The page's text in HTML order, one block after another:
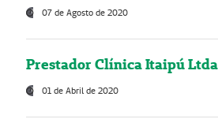
07 de Agosto de 2020
Prestador Clínica Itaipú
01 de Abril de 2020